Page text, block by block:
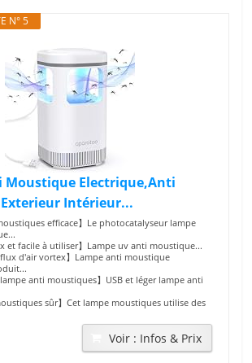
N° 5
Moustique Electrique,Anti
Intérieur...
efficace】Le photocatalyseur lampe
et facile à utiliser】Lampe uv anti moustique...
flux d'air vortex】Lampe anti moustique
anti moustiques】USB et léger lampe anti
sûr】Cet lampe moustiques utilise des
Voir : Infos & Prix